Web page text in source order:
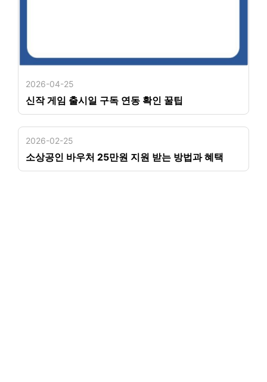
2026-04-25
신작 게임 출시일 구독 연동 확인 꿀팁
2026-02-25
소상공인 바우처 25만원 지원 받는 방법과 혜택